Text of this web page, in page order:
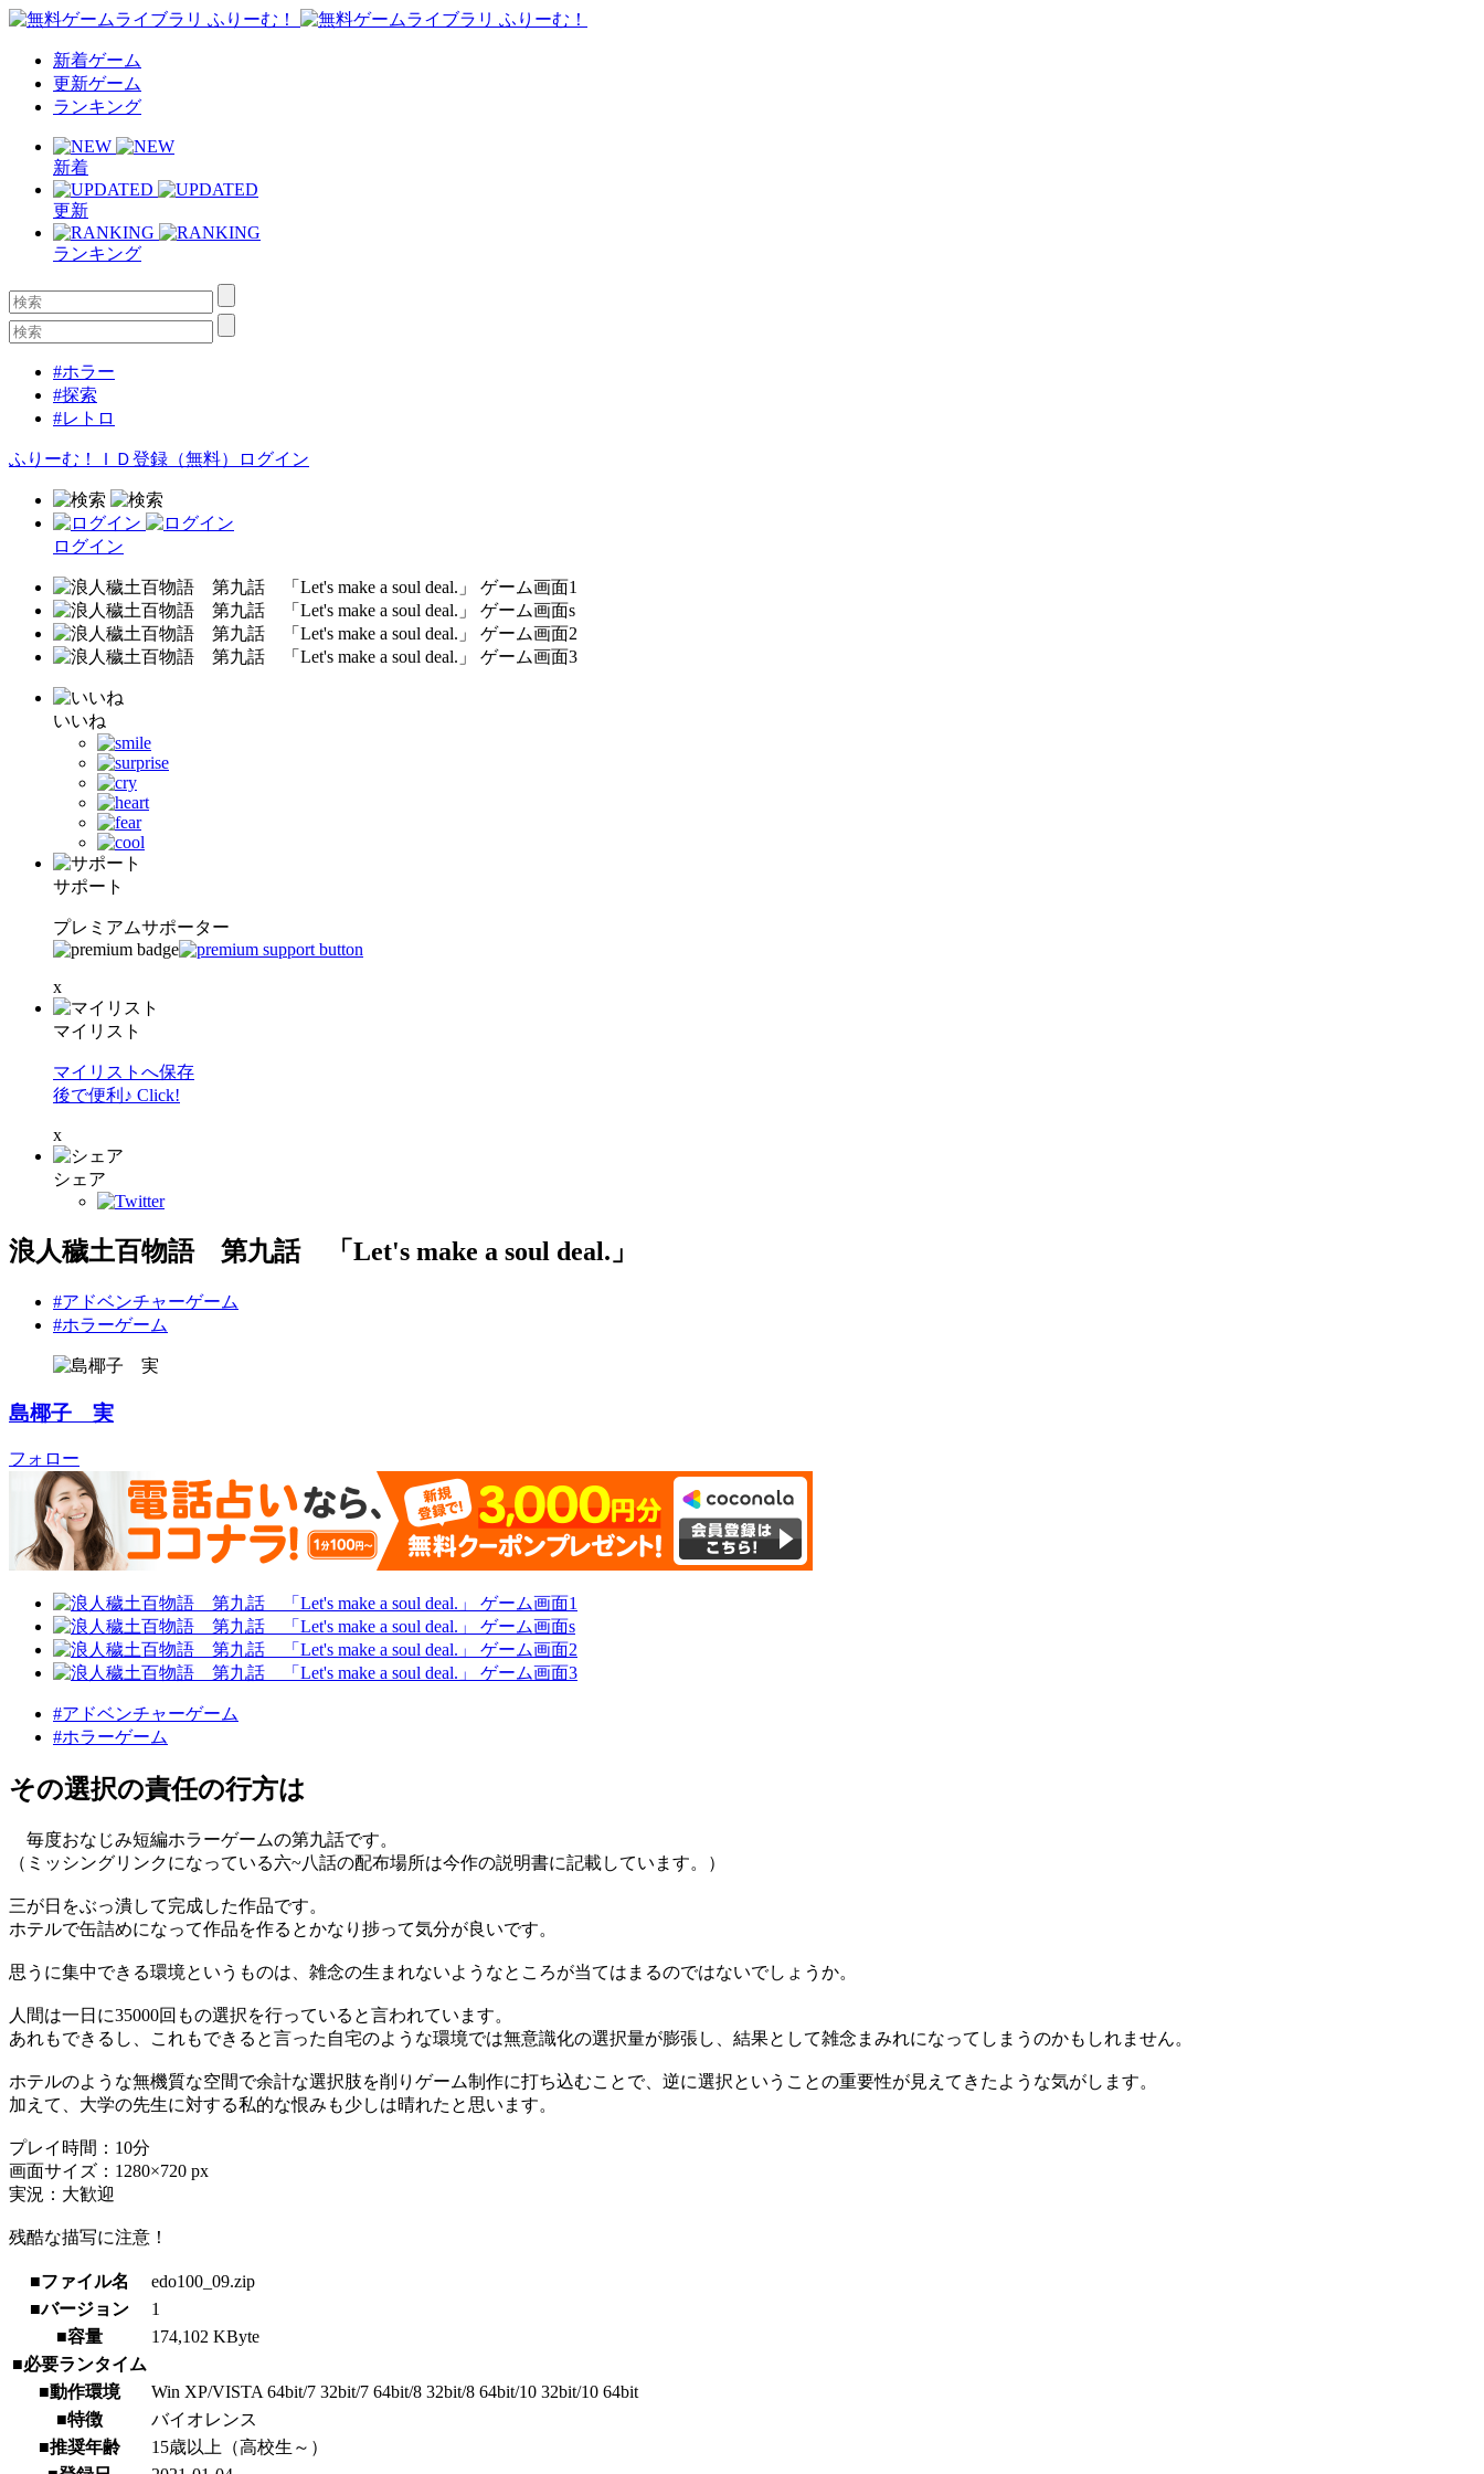
新着ゲーム
更新ゲーム
ランキング
新着
更新
ランキング
#ホラー
#探索
#レトロ
ふりーむ！ＩＤ登録（無料） ログイン
ログイン
いいね
サポート
プレミアムサポーター
x
マイリスト
マイリストへ保存
後で便利♪ Click!
x
シェア
浪人穢土百物語 第九話 「Let's make a soul deal.」
#アドベンチャーゲーム
#ホラーゲーム
島椰子 実
フォロー
#アドベンチャーゲーム
#ホラーゲーム
その選択の責任の行方は
毎度おなじみ短編ホラーゲームの第九話です。
（ミッシングリンクになっている六~八話の配布場所は今作の説明書に記載しています。）
三が日をぶっ潰して完成した作品です。
ホテルで缶詰めになって作品を作るとかなり捗って気分が良いです。
思うに集中できる環境というものは、雑念の生まれないようなところが当てはまるのではないでしょうか。
人間は一日に35000回もの選択を行っていると言われています。
あれもできるし、これもできると言った自宅のような環境では無意識化の選択量が膨張し、結果として雑念まみれになってしまうのかもしれません。
ホテルのような無機質な空間で余計な選択肢を削りゲーム制作に打ち込むことで、逆に選択ということの重要性が見えてきたような気がします。
加えて、大学の先生に対する私的な恨みも少しは晴れたと思います。
プレイ時間：10分
画面サイズ：1280×720 px
実況：大歓迎
残酷な描写に注意！
■ファイル名
edo100_09.zip
■バージョン
1
■容量
174,102 KByte
■必要ランタイム
■動作環境
Win XP/VISTA 64bit/7 32bit/7 64bit/8 32bit/8 64bit/10 32bit/10 64bit
■特徴
バイオレンス
■推奨年齢
15歳以上（高校生～）